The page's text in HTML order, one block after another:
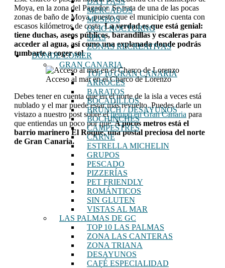
MERCADOS
MUSEOS
OCIO NOCTURNO
SPAS
ZONAS RECREATIVAS
DÓNDE COMER
GRAN CANARIA
TOP 10 GRAN CANARIA
ARROCES
BARATOS
BOCADILLOS
BRUNCH / DESAYUNOS
BOCHINCHES
CAMPESTRES
CARNE
ESTRELLA MICHELIN
GRUPOS
PESCADO
PIZZERÍAS
PET FRIENDLY
ROMÁNTICOS
SIN GLUTEN
VISTAS AL MAR
LAS PALMAS DE GC
TOP 10 LAS PALMAS
ZONA LAS CANTERAS
ZONA TRIANA
DESAYUNOS
CAFÉ ESPECIALIDAD
Moya, en la zona del Pagador. Se trata de una de las pocas
zonas de baño de Moya, puesto que el municipio cuenta con
escasos kilómetros de costa.La verdad es que está genial:
tiene duchas, aseos públicos, barandillas y escaleras para
acceder al agua, así como una explanada donde podrás
tumbarte a coger sol.
Acceso al mar en el Charco de Lorenzo
Debes tener en cuenta que en el norte de la isla a veces está
nublado y el mar puede estar más revuelto. Puedes darle un
vistazo a nuestro post sobre eltiempo en Gran Canaria para
que entiendas un poco por qué.A pocos metros está el
barrio marinero El Roque, una postal preciosa del norte
de Gran Canaria.